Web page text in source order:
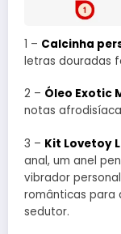
1 – Calcinha
letras douradas
2 – Óleo Exotic
notas
3 – Kit Lovetoy
anal, um anel
vibrador
românticas para
sedutor.